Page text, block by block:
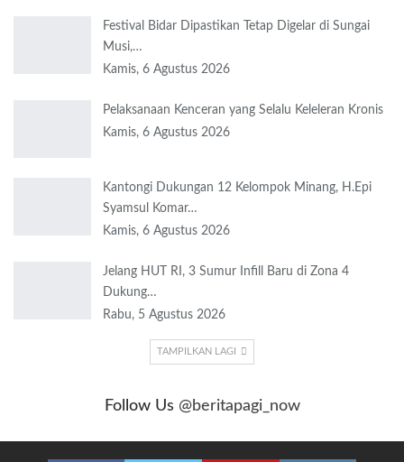
Festival Bidar Dipastikan Tetap Digelar di Sungai
Musi,…
Kamis, 6 Agustus 2026
Pelaksanaan Kenceran yang Selalu Keleleran Kronis
Kamis, 6 Agustus 2026
Kantongi Dukungan 12 Kelompok Minang, H.Epi
Syamsul Komar…
Kamis, 6 Agustus 2026
Jelang HUT RI, 3 Sumur Infill Baru di Zona 4
Dukung…
Rabu, 5 Agustus 2026
TAMPILKAN LAGI
Follow Us @beritapagi_now